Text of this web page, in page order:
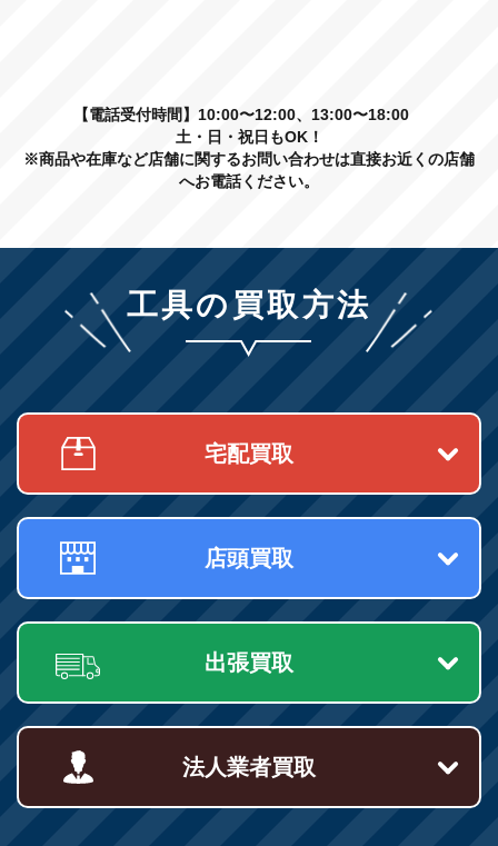
【電話受付時間】10:00〜12:00、13:00〜18:00
土・日・祝日もOK！
※商品や在庫など店舗に関するお問い合わせは直接お近くの店舗
へお電話ください。
工具の買取方法
宅配買取
店頭買取
出張買取
法人業者買取